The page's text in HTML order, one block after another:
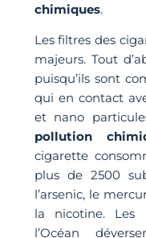
chimiques.
Les filtres des
majeurs. Tout
puisqu’ils sont
qui en contact
et nano
pollution
cigarette
plus de 2500
l’arsenic, le
la nicotine. Les
l’Océan